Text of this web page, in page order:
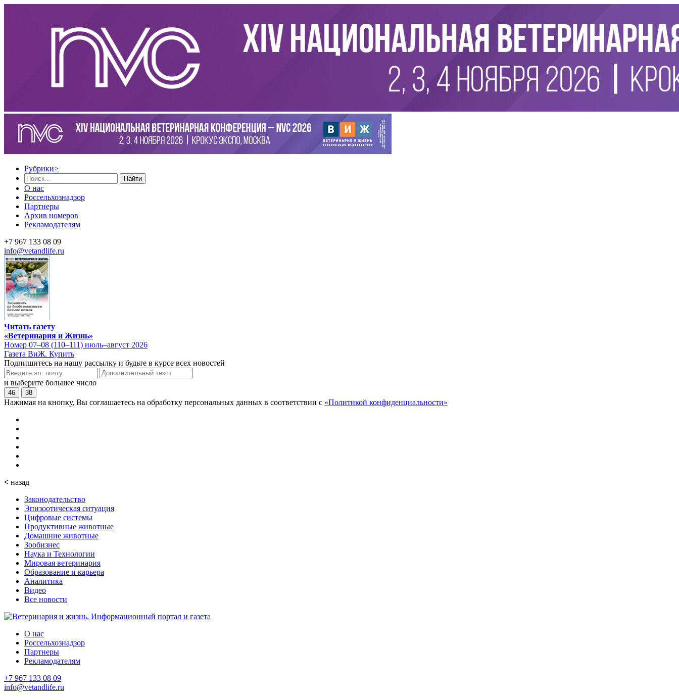
Рубрики>
Найти
О нас
Россельхознадзор
Партнеры
Архив номеров
Рекламодателям
+7 967 133 08 09
info@vetandlife.ru
Читать газету
«Ветеринария и Жизнь»
Номер 07–08 (110–111) июль–август 2026
Газета ВиЖ. Купить
Подпишитесь на нашу рассылку и будьте в курсе всех новостей
и выберите большее число
46 38
Нажимая на кнопку, Вы соглашаетесь на обработку персональных данных в соответствии с «Политикой конфиденциальности»
< назад
Законодательство
Эпизоотическая ситуация
Цифровые системы
Продуктивные животные
Домашние животные
Зообизнес
Наука и Технологии
Мировая ветеринария
Образование и карьера
Аналитика
Видео
Все новости
О нас
Россельхознадзор
Партнеры
Рекламодателям
+7 967 133 08 09
info@vetandlife.ru